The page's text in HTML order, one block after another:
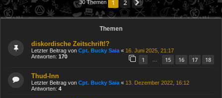
30 Themen 1 2 Nächste
Themen
diskordische Zeitschrift!?
Letzter Beitrag von Cpt. Bucky Saia « 16. Juni 2025, 21:17
Antworten: 170 1 15 16 17 18
Thud-Inn
Letzter Beitrag von Cpt. Bucky Saia « 13. Dezember 2022, 16:12
Antworten: 4